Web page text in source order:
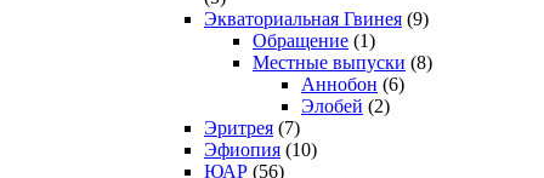
Экваториальная Гвинея (9)
Обращение (1)
Местные выпуски (8)
Аннобон (6)
Элобей (2)
Эритрея (7)
Эфиопия (10)
ЮАР (56)